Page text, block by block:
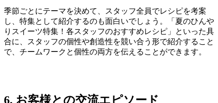
季節ごとにテーマを決めて、スタッフ全員でレシピを考案
し、特集として紹介するのも面白いでしょう。「夏のひんや
りスイーツ特集！各スタッフのおすすめレシピ」といった具
合に、スタッフの個性や創造性を競い合う形で紹介すること
で、チームワークと個性の両方を伝えることができます。
6. お客様との交流エピソード